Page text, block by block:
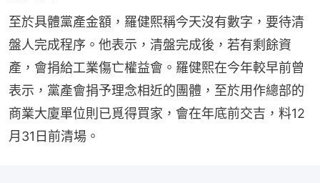
至於具體黨產金額，羅健熙稱今天沒有數字，要待清
盤人完成程序。他表示，清盤完成後，若有剩餘資
產，會捐給工業傷亡權益會。羅健熙在今年較早前曾
表示，黨產會捐予理念相近的團體，至於用作總部的
商業大廈單位則已覓得買家，會在年底前交吉，料12
月31日前清場。